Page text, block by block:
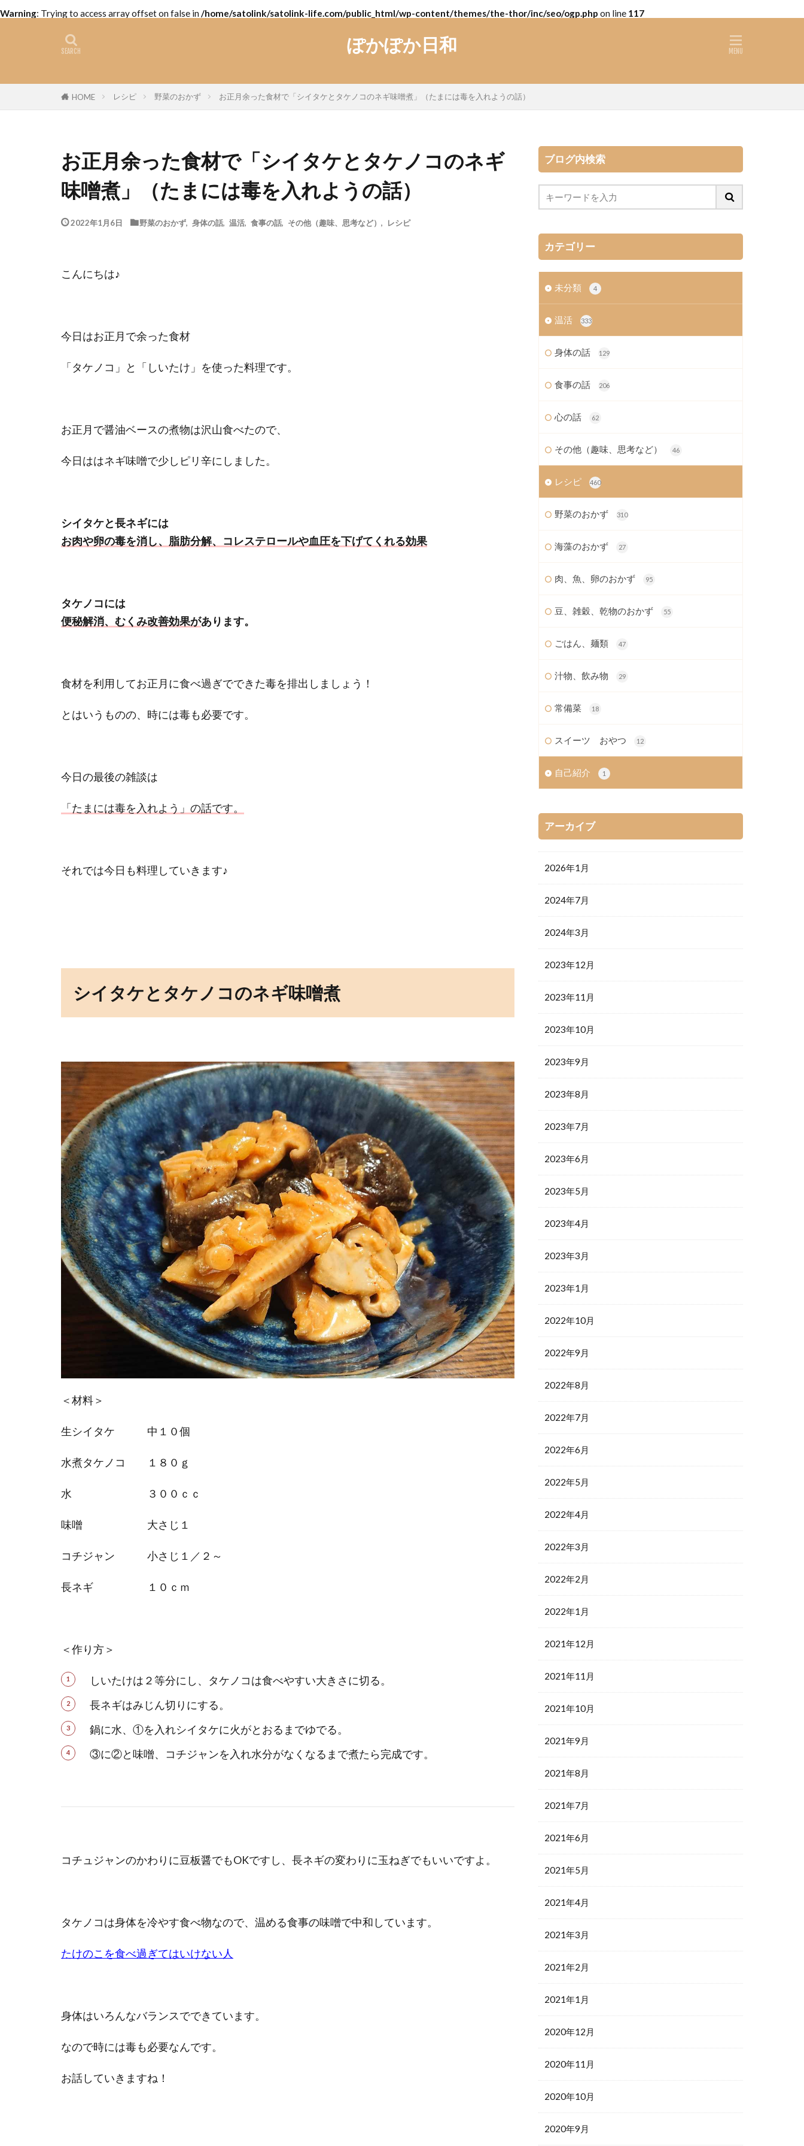
Warning: Trying to access array offset on false in/home/satolink/satolink-life.com/public_html/wp-content/themes/the-thor/inc/seo/ogp.php on line 117
ぽかぽか日和
HOME レシピ 野菜のおかず お正月余った食材で「シイタケとタケノコのネギ味噌煮」（たまには毒を入れようの話）
お正月余った食材で「シイタケとタケノコのネギ
味噌煮」（たまには毒を入れようの話）
2022年1月6日 野菜のおかず 身体の話 温活 食事の話 その他（趣味、思考など） レシピ
こんにちは♪
今日はお正月で余った食材
「タケノコ」と「しいたけ」を使った料理です。
お正月で醤油ベースの煮物は沢山食べたので、
今日ははネギ味噌で少しピリ辛にしました。
シイタケと長ネギには
お肉や卵の毒を消し、 脂肪分解、コレステロールや血圧を下げてくれる効果
タケノコには
便秘解消、むくみ改善効果があります。
食材を利用してお正月に食べ過ぎでできた毒を排出しましょう！
とはいうものの、時には毒も必要です。
今日の最後の雑談は
「たまには毒を入れよう」の話です。
それでは今日も料理していきます♪
シイタケとタケノコのネギ味噌煮
＜材料＞
生シイタケ 中１０個
水煮タケノコ １８０ｇ
水 ３００ｃｃ
味噌 大さじ１
コチジャン 小さじ１／２～
長ネギ １０ｃｍ
＜作り方＞
しいたけは２等分にし、タケノコは食べやすい大きさに切る。
長ネギはみじん切りにする。
鍋に水、①を入れシイタケに火がとおるまでゆでる。
③に②と味噌、コチジャンを入れ水分がなくなるまで煮たら完成です。
コチュジャンのかわりに豆板醤でもOKですし、長ネギの変わりに玉ねぎでもいいですよ。
タケノコは身体を冷やす食べ物なので、温める食事の味噌で中和しています。
たけのこを食べ過ぎてはいけない人
身体はいろんなバランスでできています。
なので時には毒も必要なんです。
お話していきますね！
ブログ内検索
カテゴリー
未分類 4
温活 333
身体の話 129
食事の話 206
心の話 62
その他（趣味、思考など） 46
レシピ 460
野菜のおかず 310
海藻のおかず 27
肉、魚、卵のおかず 95
豆、雑穀、乾物のおかず 55
ごはん、麺類 47
汁物、飲み物 29
常備菜 18
スイーツ おやつ 12
自己紹介 1
アーカイブ
2026年1月
2024年7月
2024年3月
2023年12月
2023年11月
2023年10月
2023年9月
2023年8月
2023年7月
2023年6月
2023年5月
2023年4月
2023年3月
2023年1月
2022年10月
2022年9月
2022年8月
2022年7月
2022年6月
2022年5月
2022年4月
2022年3月
2022年2月
2022年1月
2021年12月
2021年11月
2021年10月
2021年9月
2021年8月
2021年7月
2021年6月
2021年5月
2021年4月
2021年3月
2021年2月
2021年1月
2020年12月
2020年11月
2020年10月
2020年9月